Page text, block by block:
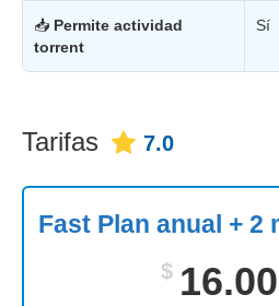
📥 Permite actividad
torrent
Sí
Tarifas 7.0
Fast Plan anual + 2
$ 16.00